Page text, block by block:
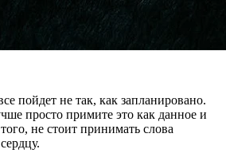
пойдет не так, как запланировано.
просто примите это как данное и
не стоит принимать слова